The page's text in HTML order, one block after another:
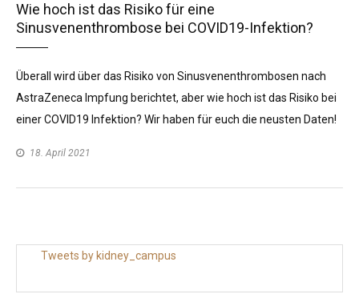
Wie hoch ist das Risiko für eine
Sinusvenenthrombose bei COVID19-Infektion?
Überall wird über das Risiko von Sinusvenenthrombosen nach
AstraZeneca Impfung berichtet, aber wie hoch ist das Risiko bei
einer COVID19 Infektion? Wir haben für euch die neusten Daten!
18. April 2021
Tweets by kidney_campus